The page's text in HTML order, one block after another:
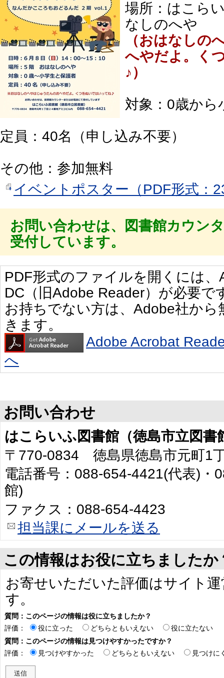
場所：はこら
なしのへや
（おはなしの
へやだよ。く
♪）
対象：0歳から
定員：40名（申し込み不要）
その他：参加無料
イベントポスター（PDF形式：
お問い合わせは、図書館カウン
受付しています。
PDF形式のファイルを開くには
DC（旧Adobe Reader）が必要で
お持ちでない方は、Adobe社か
きます。
Adobe Acrobat
へ
お問い合わせ
はこらいふ図書館（徳島市立図書
〒770-0834 徳島県徳島市元町1
電話番号：088-654-4421(代表)・
館)
ファクス：088-654-4423
担当課にメールを送る
この情報はお役に立ちましたか
お寄せいただいた評価はサイト
す。
質問：このページの情報は役に立ちましたか？
評価：
役に立った どちらともいえない
役に立たない
質問：このページの情報は見つけやすかったですか？
評価：
見つけやすかった どちらともいえない 見つけに